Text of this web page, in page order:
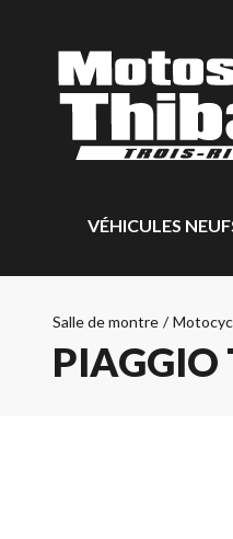
VÉHICULES
Salle de montre /
PIAGGIO